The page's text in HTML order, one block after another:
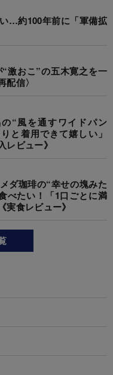
…約100年前に「軍備拡
激おこ”の五木寛之を一
信〉
“風を通すワイドパン
と着用できて嬉しい」
レビュー》
ダ珈琲の“幸せの塊みた
べたい！「1口ごとに満
食レビュー》